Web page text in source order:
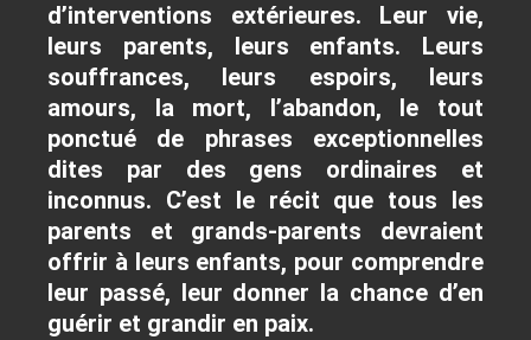
d’interventions extérieures. Leur vie,
leurs parents, leurs enfants. Leurs
souffrances, leurs espoirs, leurs
amours, la mort, l’abandon, le tout
ponctué de phrases exceptionnelles
dites par des gens ordinaires et
inconnus. C’est le récit que tous les
parents et grands-parents devraient
offrir à leurs enfants, pour comprendre
leur passé, leur donner la chance d’en
guérir et grandir en paix.